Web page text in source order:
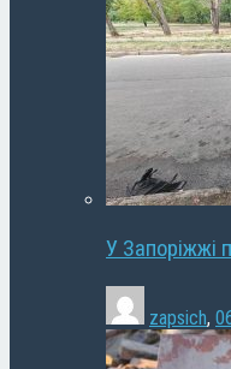
У Запоріжжі
zapsich,